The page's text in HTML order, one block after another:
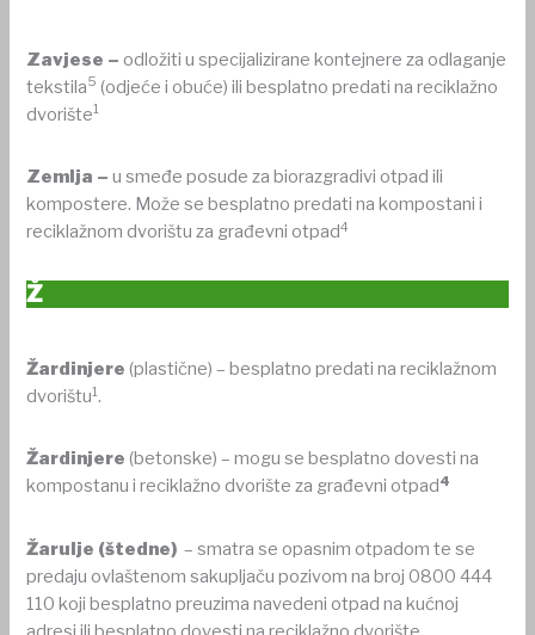
Zavjese – odložiti u specijalizirane kontejnere za odlaganje
tekstila5 (odjeće i obuće) ili besplatno predati na reciklažno
dvorište1
Zemlja –u smeđe posude za biorazgradivi otpad ili
kompostere. Može se besplatno predati na kompostani i
reciklažnom dvorištu za građevni otpad4
Ž
Žardinjere (plastične) – besplatno predati na reciklažnom
dvorištu1.
Žardinjere (betonske) – mogu se besplatno dovesti na
kompostanu i reciklažno dvorište za građevni otpad 4
Žarulje (štedne) – smatra se opasnim otpadom te se
predaju ovlaštenom sakupljaču pozivom na broj 0800 444
110 koji besplatno preuzima navedeni otpad na kućnoj